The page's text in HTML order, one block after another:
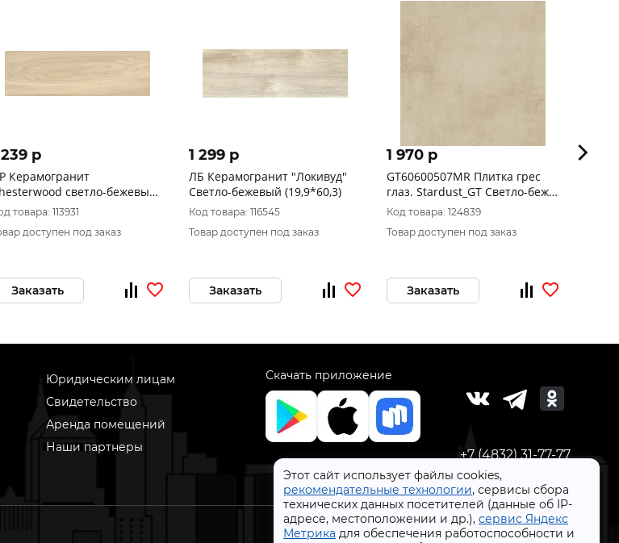
Этот сайт использует файлы cookies,
рекомендательные технологии, сервисы сбора
технических данных посетителей (данные об IP-
адресе, местоположении и др.), сервис Яндекс
Метрика для обеспечения работоспособности и
239 p
Керамогранит
светло-бежевый
1сорт
товара: 113931
доступен под заказ
Заказать
1 299 p
ЛБ Керамогранит "Локивуд"
Светло-бежевый (19,9*60,3)
Код товара: 116545
Товар доступен под заказ
Заказать
1 970 p
GT60600507MR Плитка грес
глаз. Stardust_GT Светло-беж.
60*60 _ 1 \43,2
Код товара: 124839
Товар доступен под заказ
Заказать
1
Юридическим лицам
Свидетельство
Аренда помещений
Наши партнеры
Скачать приложение
+7 (4832) 31-77-77